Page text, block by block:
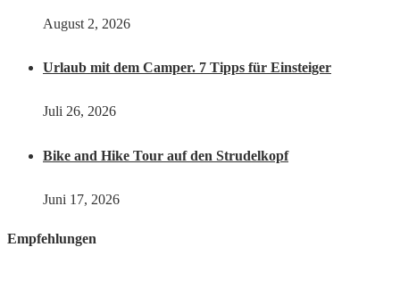
August 2, 2026
Urlaub mit dem Camper. 7 Tipps für Einsteiger
Juli 26, 2026
Bike and Hike Tour auf den Strudelkopf
Juni 17, 2026
Empfehlungen